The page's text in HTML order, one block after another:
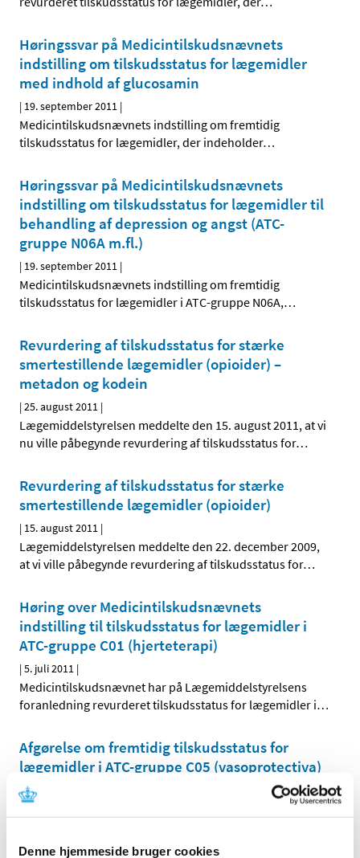
Denne hjemmeside bruger cookies
Høringssvar på Medicintilskudsnævnets
indstilling om tilskudsstatus for lægemidler
med indhold af glucosamin
| 19. september 2011 |
Medicintilskudsnævnets indstilling om fremtidig
tilskudsstatus for lægemidler, der indeholder…
Høringssvar på Medicintilskudsnævnets
indstilling om tilskudsstatus for lægemidler til
behandling af depression og angst (ATC-
gruppe N06A m.fl.)
| 19. september 2011 |
Medicintilskudsnævnets indstilling om fremtidig
tilskudsstatus for lægemidler i ATC-gruppe N06A,…
Revurdering af tilskudsstatus for stærke
smertestillende lægemidler (opioider) –
metadon og kodein
|25. august 2011 |
Lægemiddelstyrelsen meddelte den 15. august 2011, at vi
nu ville påbegynde revurdering af tilskudsstatus for…
Revurdering af tilskudsstatus for stærke
smertestillende lægemidler (opioider)
| 15. august 2011 |
Lægemiddelstyrelsen meddelte den 22. december 2009,
at vi ville påbegynde revurdering af tilskudsstatus for…
Høring over Medicintilskudsnævnets
indstilling til tilskudsstatus for lægemidler i
ATC-gruppe C01 (hjerteterapi)
|5. juli 2011 |
Medicintilskudsnævnet har på Lægemiddelstyrelsens
foranledning revurderet tilskudsstatus for lægemidler i…
Afgørelse om fremtidig tilskudsstatus for
lægemidler i ATC-gruppe C05 (vasoprotectiva)
|28. juni 2011